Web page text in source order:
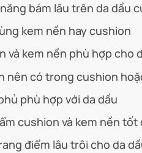
bám lâu trên da dầu
kem nền hay cushion
và kem nền phù hợp cho
nên có trong cushion
phù hợp với da dầu
cushion và kem nền tốt
điểm lâu trôi cho da